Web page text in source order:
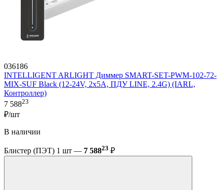
036186
INTELLIGENT ARLIGHT Диммер SMART-SET-PWM-102-72-
MIX-SUF Black (12-24V, 2x5A, ПДУ LINE, 2.4G) (IARL,
Контроллер)
7 58823
₽/шт
В наличии
Блистер (ПЭТ) 1 шт — 7 58823 ₽